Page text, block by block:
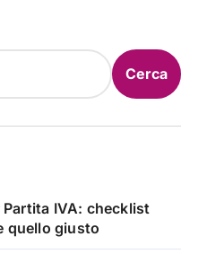
Cerca
IVA: checklist
quello giusto